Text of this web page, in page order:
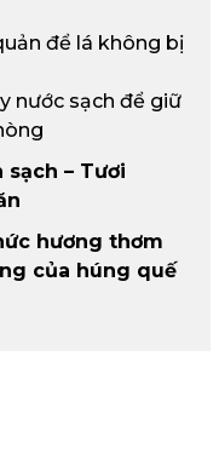
để lá không bị
nước sạch để giữ
sạch – Tươi
hương thơm
của húng quế